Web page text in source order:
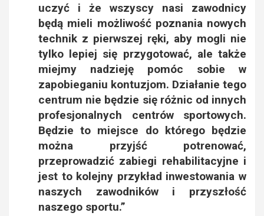
uczyć i że wszyscy nasi zawodnicy
będą mieli możliwość poznania nowych
technik z pierwszej ręki, aby mogli nie
tylko lepiej się przygotować, ale także
miejmy nadzieję pomóc sobie w
zapobieganiu kontuzjom. Działanie tego
centrum nie będzie się różnic od innych
profesjonalnych centrów sportowych.
Będzie to miejsce do którego będzie
można przyjść potrenować,
przeprowadzić zabiegi rehabilitacyjne i
jest to kolejny przykład inwestowania w
naszych zawodników i przyszłość
naszego sportu.”